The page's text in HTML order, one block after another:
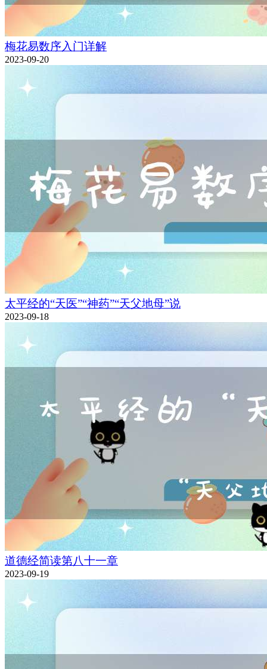
梅花易数序入门详解
2023-09-20
太平经的“天医”“神药”“天父地母”说
2023-09-18
道德经简读第八十一章
2023-09-19